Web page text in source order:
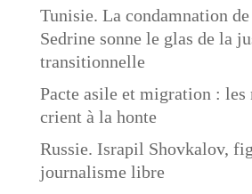
Tunisie. La condamnation
Sedrine sonne le glas de la
transitionnelle
Pacte asile et migration :
crient à la honte
Russie. Israpil Shovkalov,
journalisme libre